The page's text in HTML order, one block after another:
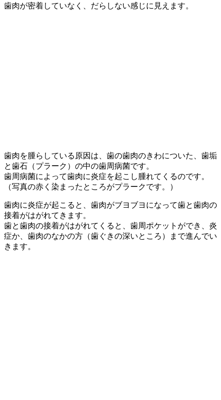
歯肉が密着していなく、だらしない感じに見えます。
歯肉を腫らしている原因は、歯の歯肉のきわについた、歯垢
と歯石（プラーク）の中の歯周病菌です。
歯周病菌によって歯肉に炎症を起こし腫れてくるのです。
（写真の赤く染まったところがプラークです。）
歯肉に炎症が起こると、歯肉がブヨブヨになって歯と歯肉の
接着がはがれてきます。
歯と歯肉の接着がはがれてくると、歯周ポケットができ、炎
症か、歯肉のなかの方（歯ぐきの深いところ）まで進んでい
きます。